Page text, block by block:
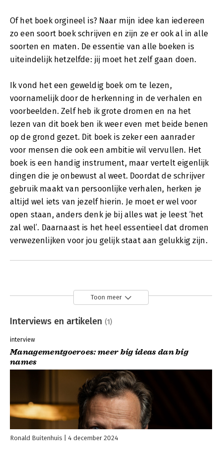
Of het boek orgineel is? Naar mijn idee kan iedereen
zo een soort boek schrijven en zijn ze er ook al in alle
soorten en maten. De essentie van alle boeken is
uiteindelijk hetzelfde: jij moet het zelf gaan doen.
Ik vond het een geweldig boek om te lezen,
voornamelijk door de herkenning in de verhalen en
voorbeelden. Zelf heb ik grote dromen en na het
lezen van dit boek ben ik weer even met beide benen
op de grond gezet. Dit boek is zeker een aanrader
voor mensen die ook een ambitie wil vervullen. Het
boek is een handig instrument, maar vertelt eigenlijk
dingen die je onbewust al weet. Doordat de schrijver
gebruik maakt van persoonlijke verhalen, herken je
altijd wel iets van jezelf hierin. Je moet er wel voor
open staan, anders denk je bij alles wat je leest ‘het
zal wel’. Daarnaast is het heel essentieel dat dromen
verwezenlijken voor jou gelijk staat aan gelukkig zijn.
Toon meer
Interviews en artikelen (1)
interview
Managementgoeroes: meer big ideas dan big
names
Ronald Buitenhuis 4 december 2024